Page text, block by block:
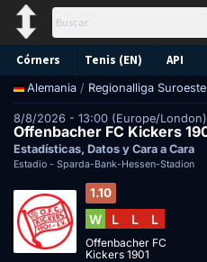
Córners Tenis (EN) API
Alemania / Regionalliga Suroeste
8/8/2026 - 13:00 (Europe/London)
Estadísticas, Datos y Cara a Cara
Estadio - Sparda-Bank-Hessen-Stadion
1.10
W L L L
Offenbacher FC
Kickers 1901